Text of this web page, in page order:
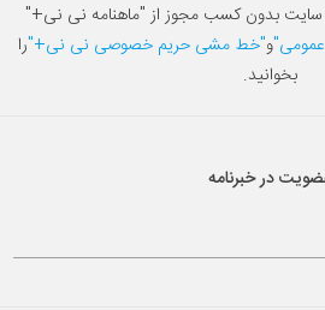
سایت بدون کسب مجوز از "ماهنامه نی نی+"
و"خط مشی حریم خصوصی نی نی+"را
بخوانید.
در خبرنامه